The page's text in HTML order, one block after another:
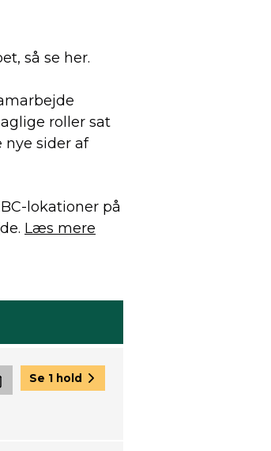
så se her.
roller sat
nye sider af
lokationer på
Læs mere
Se 1 hold